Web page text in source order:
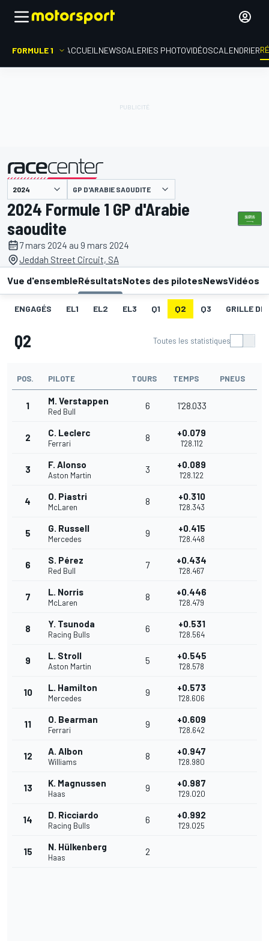
FORMULE 1 ACCUEIL NEWSGALERIES PHOTOVIDÉOSCALENDRIER
présenté par GP D'ARABIE SAOUDITE
2024 Formule 1 GP d'Arabie
saoudite
7 mars 2024 au 9 mars 2024
Jeddah Street Circuit, SA
Vue d'ensembleRésultatsNotes des pilotesNewsVidéos
ENGAGÉS EL1 EL2 EL3 Q1 Q2 Q3 GRILLE DE
Q2 Toutes les statistiques
POS. PILOTE TOURS TEMPS PNEUS
1 M. Verstappen
Red Bull
6 1'28.033
2 C. Leclerc
Ferrari
8 +0.079
1'28.112
3 F. Alonso
Aston Martin
3 +0.089
1'28.122
4 O. Piastri
McLaren
8 +0.310
1'28.343
5 G. Russell
Mercedes
9 +0.415
1'28.448
6 S. Pérez
Red Bull
7 +0.434
1'28.467
7 L. Norris
McLaren
8 +0.446
1'28.479
8 Y. Tsunoda
Racing Bulls
6 +0.531
1'28.564
9 L. Stroll
Aston Martin
5 +0.545
1'28.578
10 L. Hamilton
Mercedes
9 +0.573
1'28.606
11 O. Bearman
Ferrari
9 +0.609
1'28.642
12 A. Albon
Williams
8 +0.947
1'28.980
13 K. Magnussen
Haas
9 +0.987
1'29.020
14 D. Ricciardo
Racing Bulls
6 +0.992
1'29.025
15 N. Hülkenberg
Haas
2